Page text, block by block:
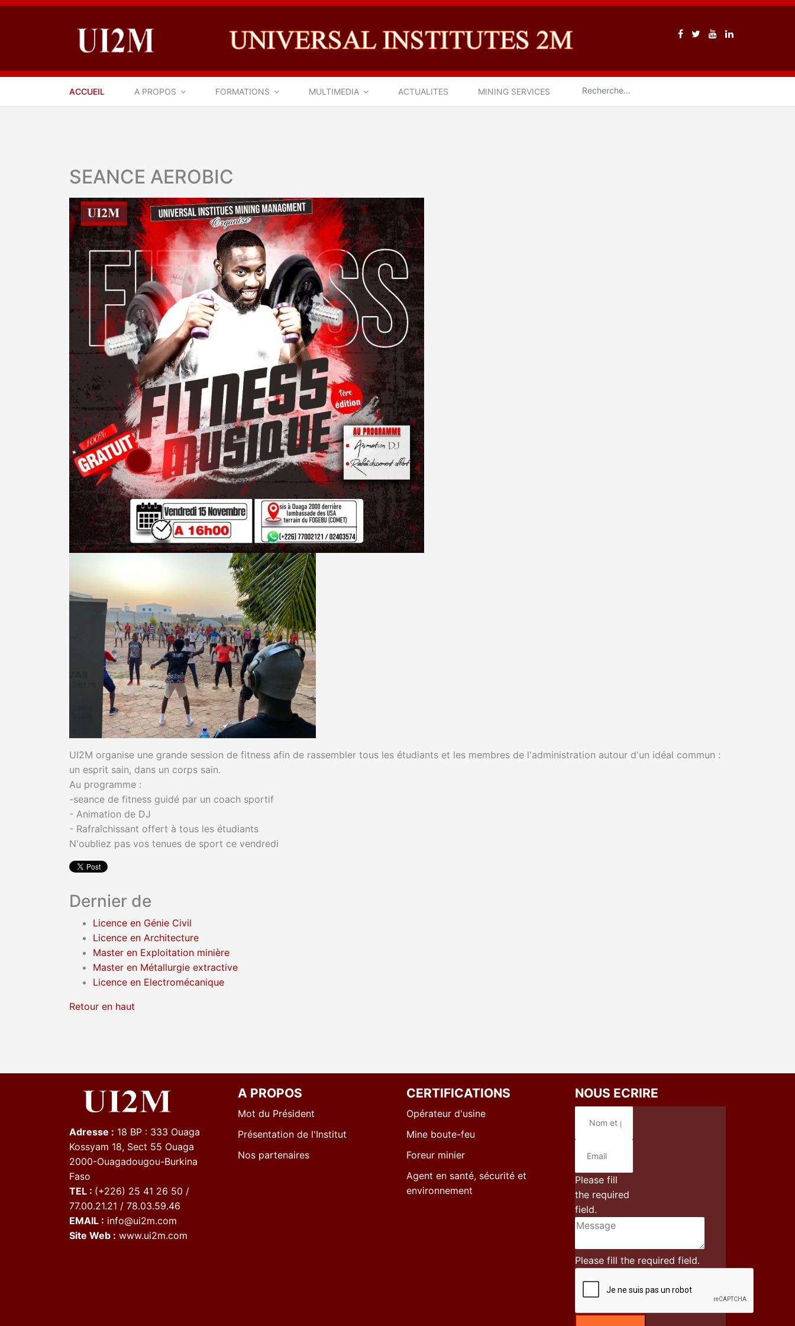
ACCUEIL A PROPOS FORMATIONS MULTIMEDIA ACTUALITES MINING SERVICES
SEANCE AEROBIC
UI2M organise une grande session de fitness afin de rassembler tous les étudiants et les membres de l'administration autour d'un idéal commun :
un esprit sain, dans un corps sain.
Au programme :
-seance de fitness guidé par un coach sportif
- Animation de DJ
- Rafraîchissant offert à tous les étudiants
N'oubliez pas vos tenues de sport ce vendredi
Dernier de
Licence en Génie Civil
Licence en Architecture
Master en Exploitation minière
Master en Métallurgie extractive
Licence en Electromécanique
Retour en haut
Adresse : 18 BP : 333 Ouaga
Kossyam 18, Sect 55 Ouaga
2000-Ouagadougou-Burkina
Faso
TEL : (+226) 25 41 26 50 /
77.00.21.21 / 78.03.59.46
EMAIL : info@ui2m.com
Site Web : www.ui2m.com
A PROPOS
Mot du Président
Présentation de l'Institut
Nos partenaires
CERTIFICATIONS
Opérateur d'usine
Mine boute-feu
Foreur minier
Agent en santé, sécurité et
environnement
NOUS ECRIRE
Please fill
the required
field.
Please fill the required field.